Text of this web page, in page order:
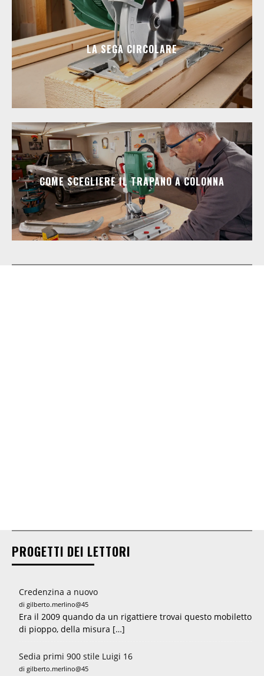
LA SEGA CIRCOLARE
COME SCEGLIERE IL TRAPANO A COLONNA
PROGETTI DEI LETTORI
Credenzina a nuovo
di gilberto.merlino@45
Era il 2009 quando da un rigattiere trovai questo mobiletto
di pioppo, della misura […]
Sedia primi 900 stile Luigi 16
di gilberto.merlino@45